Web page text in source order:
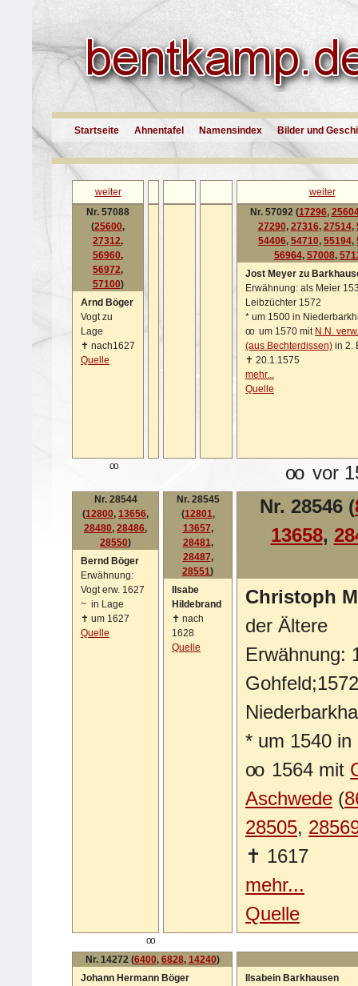
Startseite Ahnentafel Namensindex Bilder und
weiter
weiter
Nr. 57088
(25600,
27312,
56960,
56972,
57100)
Arnd Böger
Vogt zu
Lage
✝ nach1627
Quelle
Nr. 57092 (17296,
27290, 27316, 27514,
54406, 54710, 55194,
56964, 57008,
Jost Meyer zu
Erwähnung: als Meier
Leibzüchter 1572
* um 1500 in
oo um 1570 mit N.N.
(aus Bechterdissen) in 2.
✝ 20.1.1575
mehr...
Quelle
oo oo vor
Nr. 28544
(12800, 13656,
28480, 28486,
28550)
Bernd Böger
Erwähnung:
Vogt erw. 1627
~ in Lage
✝ um 1627
Quelle
Nr. 28545
(12801,
13657,
28481,
28487,
28551)
Ilsabe
Hildebrand
✝ nach
1628
Quelle
Nr. 28546 (
13658,
Christoph
der Ältere
Erwähnung:
* um 1540 in
oo 1564 mit
Aschwede (
28505,
✝ 1617
mehr...
Quelle
oo
Nr. 14272 (6400, 6828, 14240)
Johann Hermann Böger
Ilsabein Barkhausen